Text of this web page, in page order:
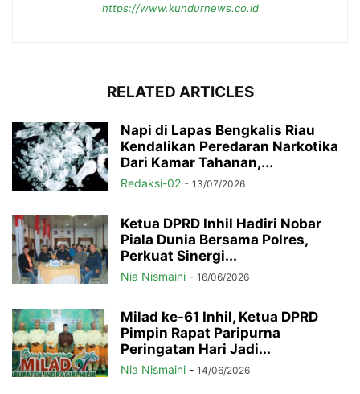
https://www.kundurnews.co.id
RELATED ARTICLES
Napi di Lapas Bengkalis Riau
Kendalikan Peredaran Narkotika
Dari Kamar Tahanan,...
Redaksi-02 - 13/07/2026
Ketua DPRD Inhil Hadiri Nobar
Piala Dunia Bersama Polres,
Perkuat Sinergi...
Nia Nismaini - 16/06/2026
Milad ke-61 Inhil, Ketua DPRD
Pimpin Rapat Paripurna
Peringatan Hari Jadi...
Nia Nismaini - 14/06/2026